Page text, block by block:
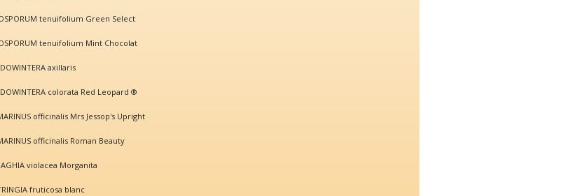
tenuifolium Green Select
tenuifolium Mint Chocolat
axillaris
colorata Red Leopard ®
officinalis Mrs Jessop's Upright
officinalis Roman Beauty
violacea Morganita
fruticosa blanc